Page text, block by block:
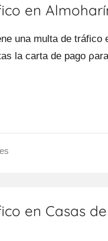
en
una multa dе tráfico
la carta dе pago ρara
en Casas